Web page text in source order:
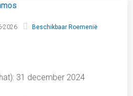
2026 Beschikbaar Roemenië
31 december 2024